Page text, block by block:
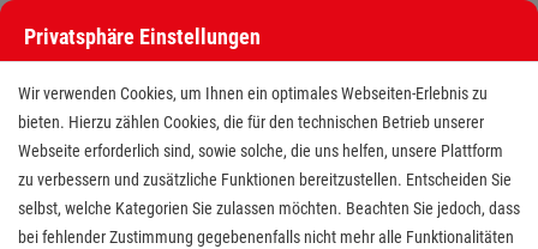
Privatsphäre Einstellungen
Wir verwenden Cookies, um Ihnen ein optimales Webseiten-Erlebnis zu
bieten. Hierzu zählen Cookies, die für den technischen Betrieb unserer
Webseite erforderlich sind, sowie solche, die uns helfen, unsere Plattform
zu verbessern und zusätzliche Funktionen bereitzustellen. Entscheiden Sie
selbst, welche Kategorien Sie zulassen möchten. Beachten Sie jedoch, dass
bei fehlender Zustimmung gegebenenfalls nicht mehr alle Funktionalitäten